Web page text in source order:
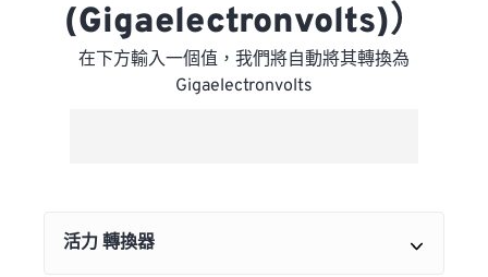
(Gigaelectronvolts)）
在下方輸入一個值，我們將自動將其轉換為
Gigaelectronvolts